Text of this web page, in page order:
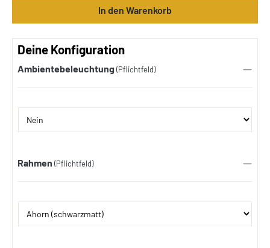
In den Warenkorb
Deine Konfiguration
Ambientebeleuchtung (Pflichtfeld)
Rahmen (Pflichtfeld)